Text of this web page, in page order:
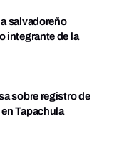
salvadoreño
integrante de la
sobre registro de
Tapachula